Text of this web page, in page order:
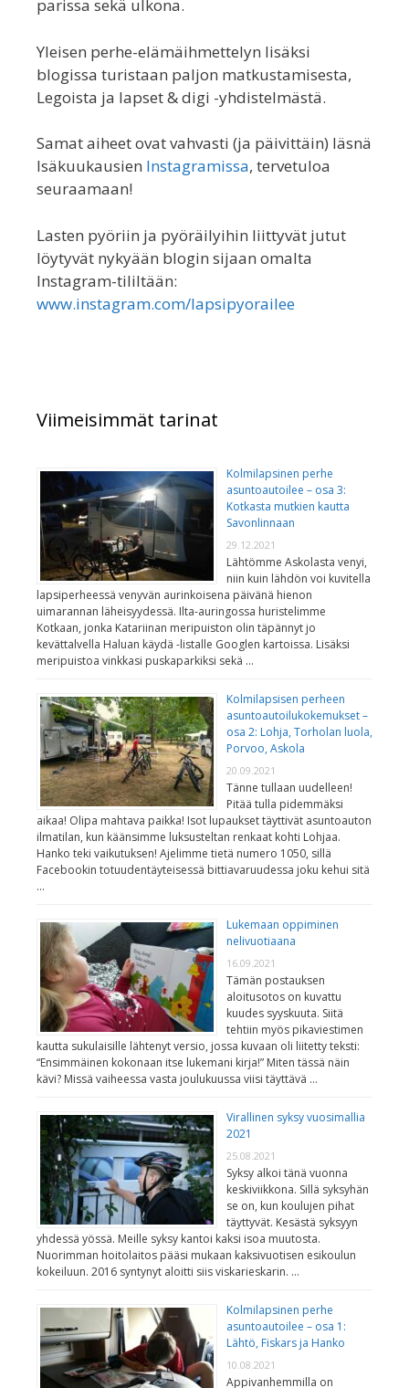
parissa sekä ulkona.
Yleisen perhe-elämäihmettelyn lisäksi
blogissa turistaan paljon matkustamisesta,
Legoista ja lapset & digi -yhdistelmästä.
Samat aiheet ovat vahvasti (ja päivittäin) läsnä
Isäkuukausien Instagramissa, tervetuloa
seuraamaan!
Lasten pyöriin ja pyöräilyihin liittyvät jutut
löytyvät nykyään blogin sijaan omalta
Instagram-tililtään:
www.instagram.com/lapsipyorailee
Viimeisimmät tarinat
Kolmilapsinen perhe
asuntoautoilee – osa 3:
Kotkasta mutkien kautta
Savonlinnaan
29.12.2021
Lähtömme Askolasta venyi,
niin kuin lähdön voi kuvitella
lapsiperheessä venyvän aurinkoisena päivänä hienon
uimarannan läheisyydessä. Ilta-auringossa huristelimme
Kotkaan, jonka Katariinan meripuiston olin täpännyt jo
kevättalvella Haluan käydä -listalle Googlen kartoissa. Lisäksi
meripuistoa vinkkasi puskaparkiksi sekä …
Kolmilapsisen perheen
asuntoautoilukokemukset –
osa 2: Lohja, Torholan luola,
Porvoo, Askola
20.09.2021
Tänne tullaan uudelleen!
Pitää tulla pidemmäksi
aikaa! Olipa mahtava paikka! Isot lupaukset täyttivät asuntoauton
ilmatilan, kun käänsimme luksusteltan renkaat kohti Lohjaa.
Hanko teki vaikutuksen! Ajelimme tietä numero 1050, sillä
Facebookin totuudentäyteisessä bittiavaruudessa joku kehui sitä
…
Lukemaan oppiminen
nelivuotiaana
16.09.2021
Tämän postauksen
aloitusotos on kuvattu
kuudes syyskuuta. Siitä
tehtiin myös pikaviestimen
kautta sukulaisille lähtenyt versio, jossa kuvaan oli liitetty teksti:
“Ensimmäinen kokonaan itse lukemani kirja!” Miten tässä näin
kävi? Missä vaiheessa vasta joulukuussa viisi täyttävä …
Virallinen syksy vuosimallia
2021
25.08.2021
Syksy alkoi tänä vuonna
keskiviikkona. Sillä syksyhän
se on, kun koulujen pihat
täyttyvät. Kesästä syksyyn
yhdessä yössä. Meille syksy kantoi kaksi isoa muutosta.
Nuorimman hoitolaitos pääsi mukaan kaksivuotisen esikoulun
kokeiluun. 2016 syntynyt aloitti siis viskarieskarin. …
Kolmilapsinen perhe
asuntoautoilee – osa 1:
Lähtö, Fiskars ja Hanko
10.08.2021
Appivanhemmilla on